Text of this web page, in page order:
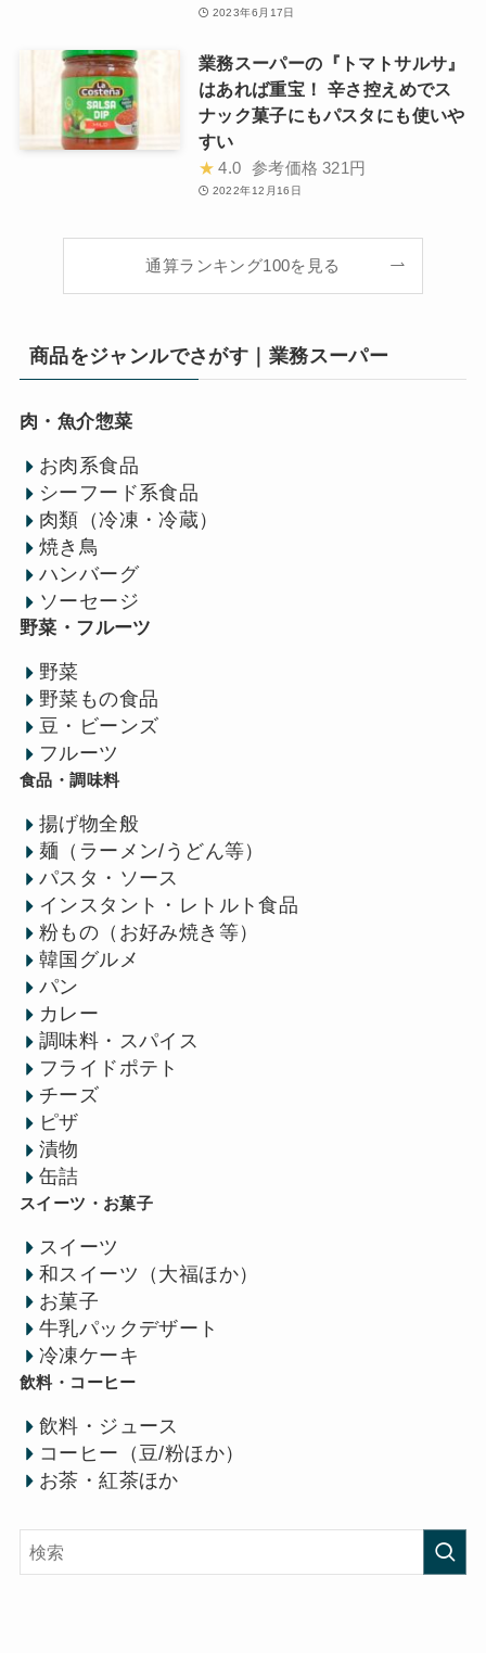
2023年6月17日
業務スーパーの『トマトサルサ』
はあれば重宝！ 辛さ控えめでス
ナック菓子にもパスタにも使いや
すい
★ 4.0 参考価格 321円
2022年12月16日
通算ランキング100を見る
商品をジャンルでさがす｜業務スーパー
肉・魚介惣菜
お肉系食品
シーフード系食品
肉類（冷凍・冷蔵）
焼き鳥
ハンバーグ
ソーセージ
野菜・フルーツ
野菜
野菜もの食品
豆・ビーンズ
フルーツ
食品・調味料
揚げ物全般
麺（ラーメン/うどん等）
パスタ・ソース
インスタント・レトルト食品
粉もの（お好み焼き等）
韓国グルメ
パン
カレー
調味料・スパイス
フライドポテト
チーズ
ピザ
漬物
缶詰
スイーツ・お菓子
スイーツ
和スイーツ（大福ほか）
お菓子
牛乳パックデザート
冷凍ケーキ
飲料・コーヒー
飲料・ジュース
コーヒー（豆/粉ほか）
お茶・紅茶ほか